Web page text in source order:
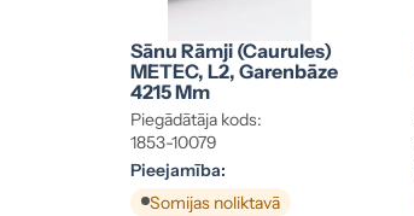
Sānu Rāmji (caurules)
METEC, L2, Garenbāze
4215 Mm
Piegādātāja kods:
1853-10079
Pieejamība:
Somijas noliktavā